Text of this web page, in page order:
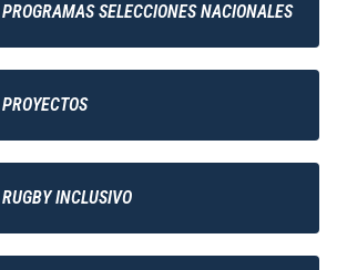
PROGRAMAS SELECCIONES NACIONALES
PROYECTOS
RUGBY INCLUSIVO